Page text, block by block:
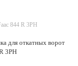
844 R 3PH
для откатных ворот
3PH